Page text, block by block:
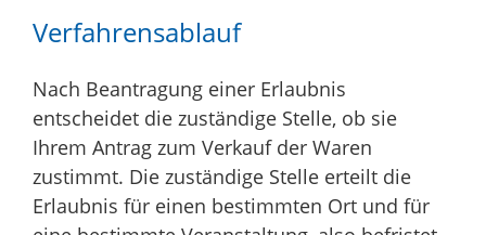
Verfahrensablauf
Nach Beantragung einer Erlaubnis
entscheidet die zuständige Stelle, ob sie
Ihrem Antrag zum Verkauf der Waren
zustimmt. Die zuständige Stelle erteilt die
Erlaubnis für einen bestimmten Ort und für